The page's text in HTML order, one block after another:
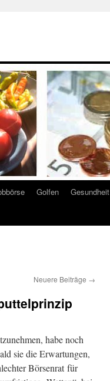
Golfen Gesundheit
Neuere Beiträge →
habe noch
sie die Erwartungen,
Börsenrat für